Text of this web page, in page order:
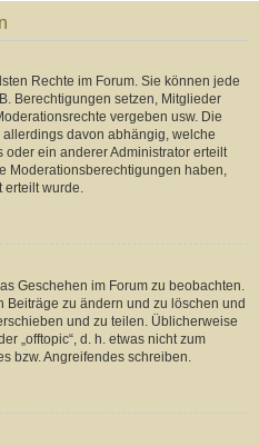
Rechte im Forum. Sie können jede
Berechtigungen setzen, Mitglieder
vergeben usw. Die
davon abhängig, welche
oder ein anderer Administrator erteilt
Moderationsberechtigungen haben,
erteilt wurde.
Geschehen im Forum zu beobachten.
zu ändern und zu löschen und
und zu teilen. Üblicherweise
„offtopic“, d. h. etwas nicht zum
bzw. Angreifendes schreiben.